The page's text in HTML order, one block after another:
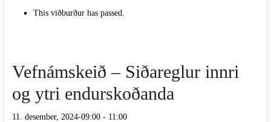
This viðburður has passed.
Vefnámskeið – Siðareglur innri
og ytri endurskoðanda
11. desember, 2024-09:00- 11:00